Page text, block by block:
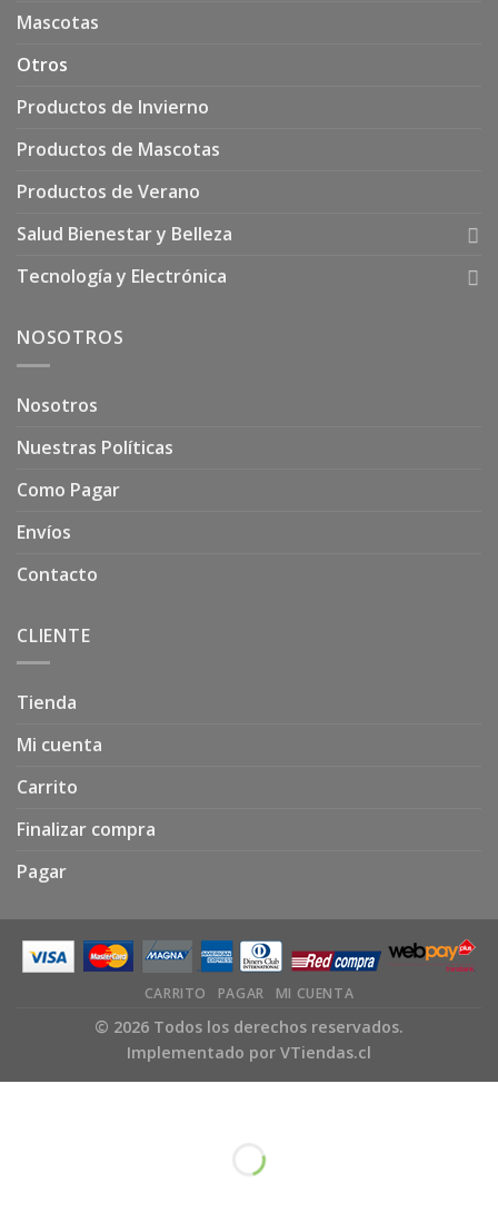
Mascotas
Otros
Productos de Invierno
Productos de Mascotas
Productos de Verano
Salud Bienestar y Belleza
Tecnología y Electrónica
NOSOTROS
Nosotros
Nuestras Políticas
Como Pagar
Envíos
Contacto
CLIENTE
Tienda
Mi cuenta
Carrito
Finalizar compra
Pagar
CARRITO PAGAR MI CUENTA
© 2026 Todos los derechos reservados.
Implementado por VTiendas.cl